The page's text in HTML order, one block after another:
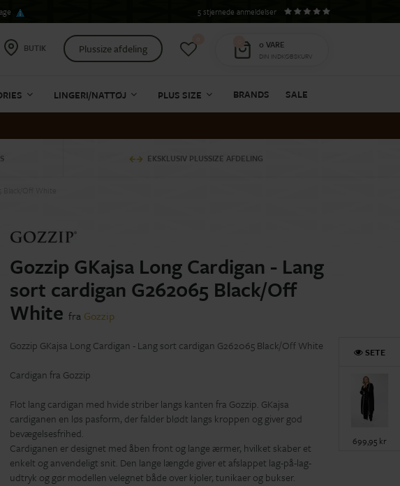
5 stjernede anmeldelser
0 VARE
DIN INDKØBSKURV
BUTIK Plussize afdeling
LINGERI/NATTØJ PLUS SIZE BRANDS SALE
EKSKLUSIV PLUSSIZE AFDELING
Gozzip GKajsa Long Cardigan - Lang
sort cardigan G262065 Black/Off
White fra Gozzip
Gozzip GKajsa Long Cardigan - Lang sort cardigan G262065 Black/Off White
Cardigan fra Gozzip
Flot lang cardigan med hvide striber langs kanten fra Gozzip. GKajsa
cardiganen en løs pasform, der falder blødt langs kroppen og giver god
bevægelsesfrihed.
Cardiganen er designet med åben front og lange ærmer, hvilket skaber et
enkelt og anvendeligt snit. Den lange længde giver et afslappet lag-på-lag-
udtryk og gør modellen velegnet både over kjoler, tunikaer og bukser.
SETE
699,95 kr